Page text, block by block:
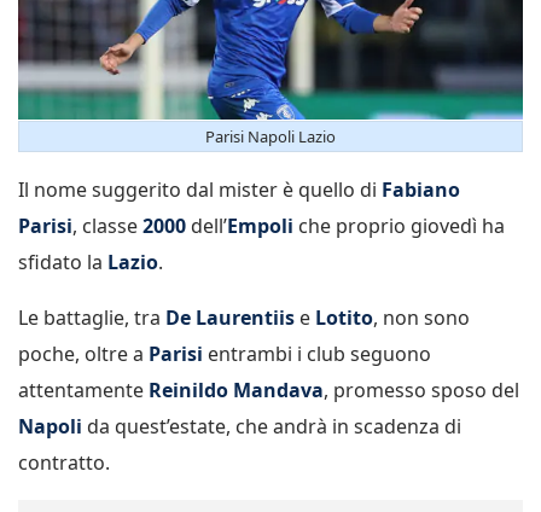
Parisi Napoli Lazio
Il nome suggerito dal mister è quello di Fabiano
Parisi, classe2000 dell’Empoli che proprio giovedì ha
sfidato la Lazio.
Le battaglie, tra De Laurentiis e Lotito, non sono
poche, oltre a Parisi entrambi i club seguono
attentamente Reinildo Mandava, promesso sposo del
Napoli da quest’estate, che andrà in scadenza di
contratto.